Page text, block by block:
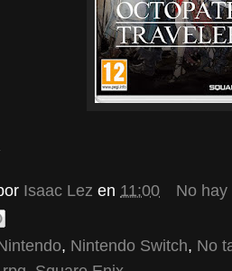
Isaac Lez en 11:00 No
, Nintendo Switch, No